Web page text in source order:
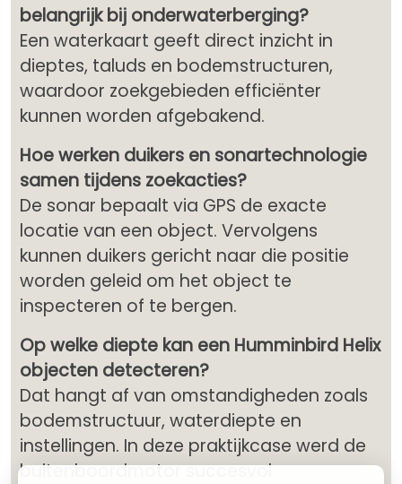
belangrijk bij onderwaterberging?
Een waterkaart geeft direct inzicht in
dieptes, taluds en bodemstructuren,
waardoor zoekgebieden efficiënter
kunnen worden afgebakend.
Hoe werken duikers en sonartechnologie
samen tijdens zoekacties?
De sonar bepaalt via GPS de exacte
locatie van een object. Vervolgens
kunnen duikers gericht naar die positie
worden geleid om het object te
inspecteren of te bergen.
Op welke diepte kan een Humminbird Helix
objecten detecteren?
Dat hangt af van omstandigheden zoals
bodemstructuur, waterdiepte en
instellingen. In deze praktijkcase werd de
buitenboordmotor succesvol